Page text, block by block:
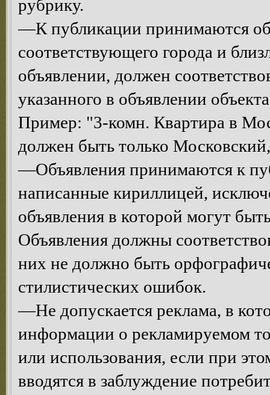
рубрику.
—К публикации принимаются
соответствующего города и
объявлении, должен
указанного в объявлении
Пример: "3-комн. Квартира в
должен быть только
—Объявления принимаются к
написанные кириллицей,
объявления в которой могут
Объявления должны
них не должно быть
стилистических ошибок.
—Не допускается реклама, в
информации о рекламируемом
или использования, если при
вводятся в заблуждение